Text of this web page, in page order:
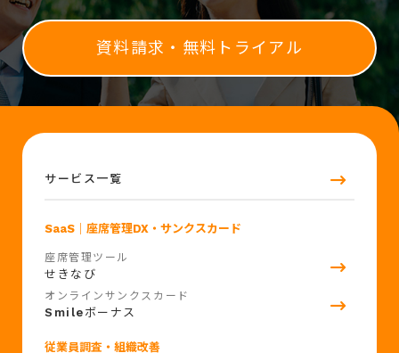
資料請求・無料トライアル
サービス一覧
SaaS ｜座席管理DX・サンクスカード
座席管理ツール
せきなび
オンラインサンクスカード
Smile ボーナス
従業員調査・組織改善